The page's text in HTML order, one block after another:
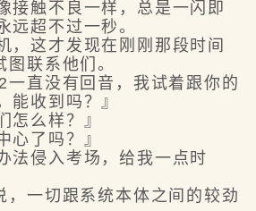
触不良一样，总是一闪即
远超不过一秒。
这才发现在刚刚那段时间
联系他们。
直没有回音，我试着跟你的
能收到吗？』
么样？』
了吗？』
侵入考场，给我一点时
一切跟系统本体之间的较劲